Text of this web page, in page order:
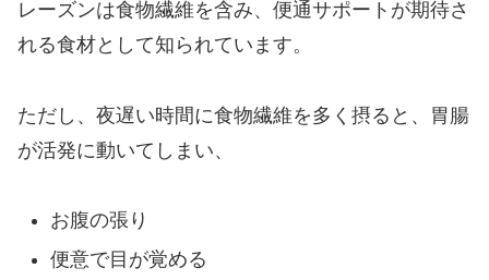
レーズンは食物繊維を含み、便通サポートが期待さ
れる食材として知られています。
ただし、夜遅い時間に食物繊維を多く摂ると、胃腸
が活発に動いてしまい、
お腹の張り
便意で目が覚める